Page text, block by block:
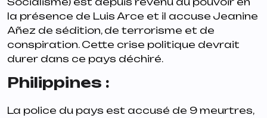
la présence de Luis Arce et il accuse Jeanine
Añez de sédition, de terrorisme et de
conspiration. Cette crise politique devrait
durer dans ce pays déchiré.
Philippines :
La police du pays est accusé de 9 meurtres,